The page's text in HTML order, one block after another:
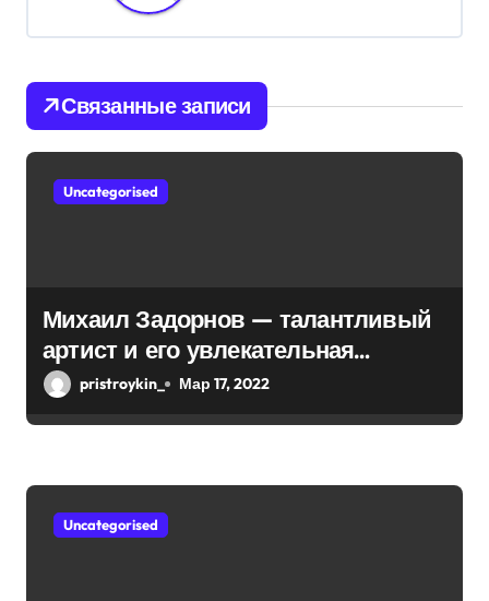
ц
и
я
п
п
и
с
я
Связанные записи
Uncategorised
Михаил Задорнов — талантливый
артист и его увлекательная
биография — выдающиеся
pristroykin_ Мар 17, 2022
Uncategorised